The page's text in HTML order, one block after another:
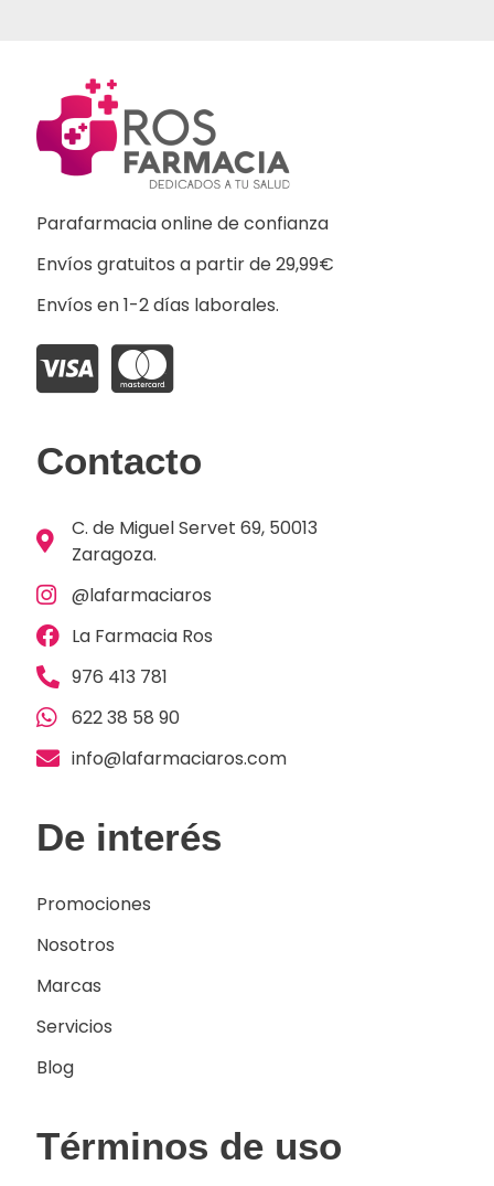
Parafarmacia online de confianza
Envíos gratuitos a partir de 29,99€
Envíos en 1-2 días laborales.
Contacto
C. de Miguel Servet 69, 50013
Zaragoza.
@lafarmaciaros
La Farmacia Ros
976 413 781
622 38 58 90
info@lafarmaciaros.com
De interés
Promociones
Nosotros
Marcas
Servicios
Blog
Términos de uso